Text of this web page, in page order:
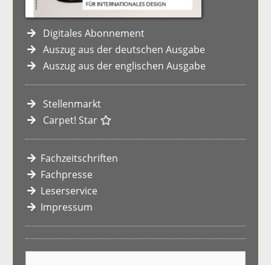
Digitales Abonnement
Auszug aus der deutschen Ausgabe
Auszug aus der englischen Ausgabe
Stellenmarkt
Carpet! Star
Fachzeitschriften
Fachpresse
Leserservice
Impressum